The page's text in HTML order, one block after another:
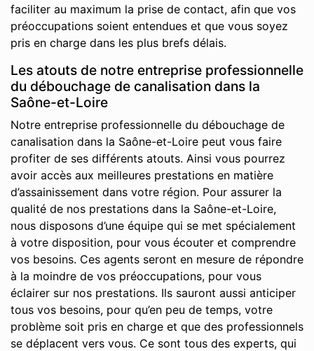
faciliter au maximum la prise de contact, afin que vos
préoccupations soient entendues et que vous soyez
pris en charge dans les plus brefs délais.
Les atouts de notre entreprise professionnelle
du débouchage de canalisation dans la
Saône-et-Loire
Notre entreprise professionnelle du débouchage de
canalisation dans la Saône-et-Loire peut vous faire
profiter de ses différents atouts. Ainsi vous pourrez
avoir accès aux meilleures prestations en matière
d’assainissement dans votre région. Pour assurer la
qualité de nos prestations dans la Saône-et-Loire,
nous disposons d’une équipe qui se met spécialement
à votre disposition, pour vous écouter et comprendre
vos besoins. Ces agents seront en mesure de répondre
à la moindre de vos préoccupations, pour vous
éclairer sur nos prestations. Ils sauront aussi anticiper
tous vos besoins, pour qu’en peu de temps, votre
problème soit pris en charge et que des professionnels
se déplacent vers vous. Ce sont tous des experts, qui